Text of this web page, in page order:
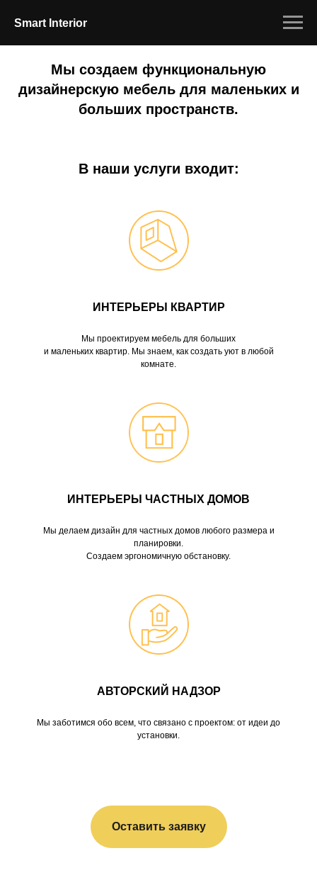
Smart Interior
Мы создаем функциональную
дизайнерскую мебель для маленьких и
больших пространств.
В наши услуги входит:
ИНТЕРЬЕРЫ КВАРТИР
Мы проектируем мебель для больших
и маленьких квартир. Мы знаем, как создать уют в любой
комнате.
ИНТЕРЬЕРЫ ЧАСТНЫХ ДОМОВ
Мы делаем дизайн для частных домов любого размера и
планировки.
Создаем эргономичную обстановку.
АВТОРСКИЙ НАДЗОР
Мы заботимся обо всем, что связано с проектом: от идеи до
установки.
Оставить заявку